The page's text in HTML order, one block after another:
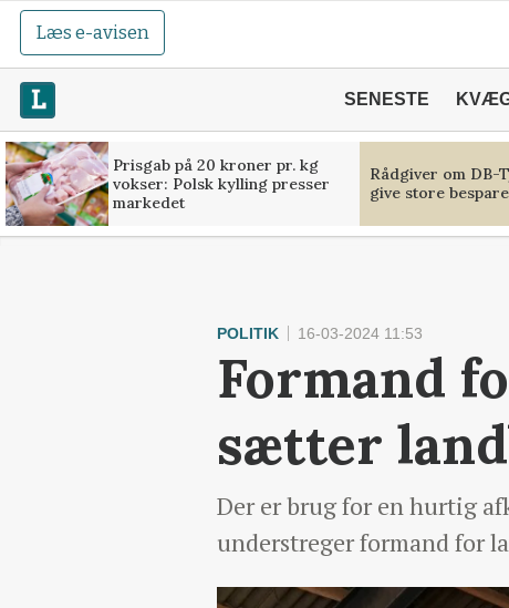
Læs e-avisen
SENESTE
Prisgab på 20 kroner pr. kg
vokser: Polsk kylling presser
markedet
Rådgiver om DB-
give store
POLITIK 16-03-2024 11:53
Formand
sætter
Der er brug for en hurtig
understreger formand for